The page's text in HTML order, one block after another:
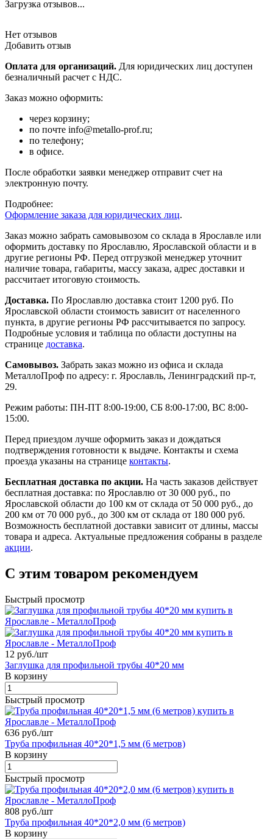
Загрузка отзывов...
Нет отзывов
Добавить отзыв
Оплата для организаций. Для юридических лиц доступен
безналичный расчет с НДС.
Заказ можно оформить:
через корзину;
по почте info@metallo-prof.ru;
по телефону;
в офисе.
После обработки заявки менеджер отправит счет на
электронную почту.
Подробнее:
Оформление заказа для юридических лиц.
Заказ можно забрать самовывозом со склада в Ярославле или
оформить доставку по Ярославлю, Ярославской области и в
другие регионы РФ. Перед отгрузкой менеджер уточнит
наличие товара, габариты, массу заказа, адрес доставки и
рассчитает итоговую стоимость.
Доставка. По Ярославлю доставка стоит 1200 руб. По
Ярославской области стоимость зависит от населенного
пункта, в другие регионы РФ рассчитывается по запросу.
Подробные условия и таблица по области доступны на
странице доставка.
Самовывоз. Забрать заказ можно из офиса и склада
МеталлоПроф по адресу: г. Ярославль, Ленинградский пр-т,
29.
Режим работы: ПН-ПТ 8:00-19:00, СБ 8:00-17:00, ВС 8:00-
15:00.
Перед приездом лучше оформить заказ и дождаться
подтверждения готовности к выдаче. Контакты и схема
проезда указаны на странице контакты.
Бесплатная доставка по акции. На часть заказов действует
бесплатная доставка: по Ярославлю от 30 000 руб., по
Ярославской области до 100 км от склада от 50 000 руб., до
200 км от 70 000 руб., до 300 км от склада от 180 000 руб.
Возможность бесплатной доставки зависит от длины, массы
товара и адреса. Актуальные предложения собраны в разделе
акции.
С этим товаром рекомендуем
Быстрый просмотр
12 руб./шт
Заглушка для профильной трубы 40*20 мм
В корзину
Быстрый просмотр
636 руб./шт
Труба профильная 40*20*1,5 мм (6 метров)
В корзину
Быстрый просмотр
808 руб./шт
Труба профильная 40*20*2,0 мм (6 метров)
В корзину